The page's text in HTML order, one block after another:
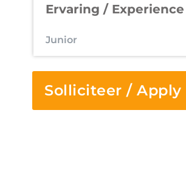
Ervaring / Experience
Junior
Solliciteer / Apply